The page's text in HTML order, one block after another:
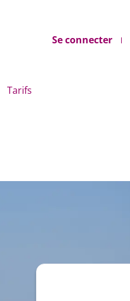
Se connecter
Tarifs